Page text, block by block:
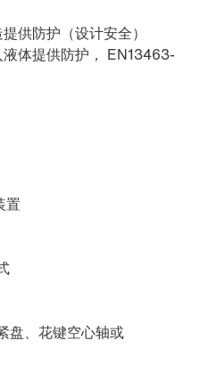
供防护（设计安全）
液体提供防护， EN13463-
置
盘、花键空心轴或